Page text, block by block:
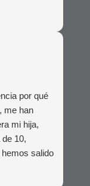
por qué
me han
mi hija,
10,
salido